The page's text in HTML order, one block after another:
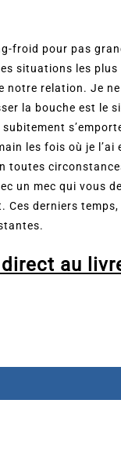
froid pour pas
situations les
notre relation. Je
la bouche est le
les fois où je
toutes
un mec qui vous
derniers temps,
au